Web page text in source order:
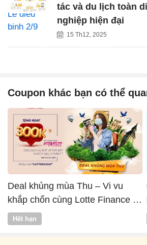
tác và du lịch toàn
nghiệp hiện đại
15 Th12, 2025
Coupon khác bạn có thể
Deal khủng mùa Thu – Vi vu
khắp chốn cùng Lotte Finance x
Vntrip
Hết hạn